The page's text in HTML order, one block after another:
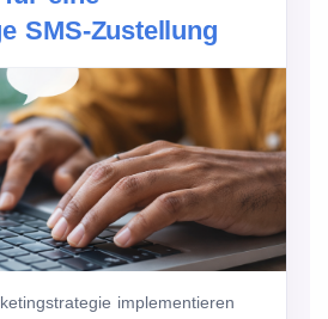
SMS-Zustellung
implementieren